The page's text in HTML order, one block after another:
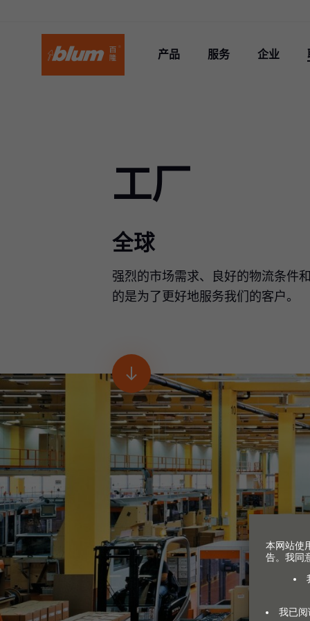
产品 服务 企业
工厂
全球
强烈的市场需求、良好的物流条件
的是为了更好地服务我们的客户。